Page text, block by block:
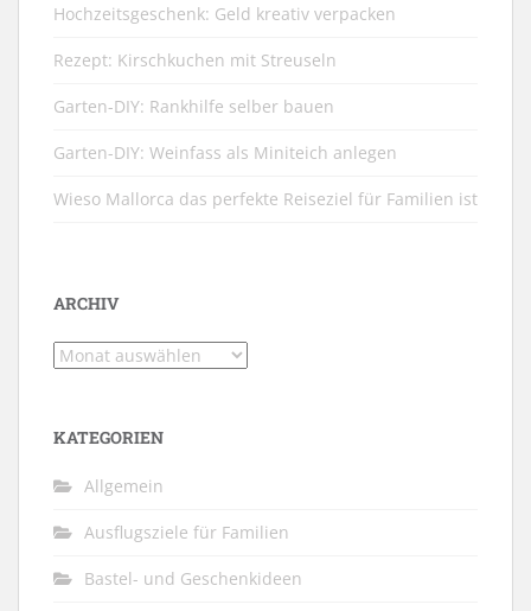
Hochzeitsgeschenk: Geld kreativ verpacken
Rezept: Kirschkuchen mit Streuseln
Garten-DIY: Rankhilfe selber bauen
Garten-DIY: Weinfass als Miniteich anlegen
Wieso Mallorca das perfekte Reiseziel für Familien ist
ARCHIV
Archiv
KATEGORIEN
Allgemein
Ausflugsziele für Familien
Bastel- und Geschenkideen